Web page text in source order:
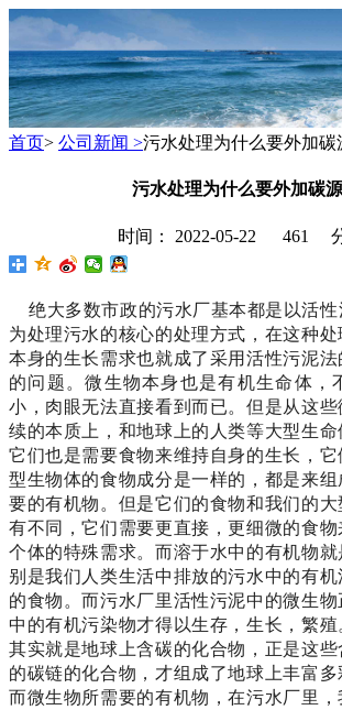
首页> 公司新闻 >污水处理为什么要外加碳
污水处理为什么要外加碳
时间： 2022-05-22 461 分
绝大多数市政的污水厂基本都是以活性
为处理污水的核心的处理方式，在这种
本身的生长需求也就成了采用活性污泥
的问题。微生物本身也是有机生命体，
小，肉眼无法直接看到而已。但是从这
续的本质上，和地球上的人类等大型生命
它们也是需要食物来维持自身的生长，
型生物体的食物成分是一样的，都是来
要的有机物。但是它们的食物和我们的
有不同，它们需要更直接，更细微的食
个体的特殊需求。而溶于水中的有机物
别是我们人类生活中排放的污水中的有
的食物。而污水厂里活性污泥中的微生
中的有机污染物才得以生存，生长，繁
其实就是地球上含碳的化合物，正是这
的碳链的化合物，才组成了地球上丰富多
而微生物所需要的有机物，在污水厂里